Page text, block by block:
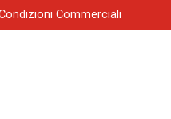
Commerciali